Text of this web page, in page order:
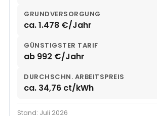
GRUNDVERSORGUNG
ca. 1.478 €/Jahr
GÜNSTIGSTER TARIF
ab 992 €/Jahr
DURCHSCHN. ARBEITSPREIS
ca. 34,76 ct/kWh
Stand: Juli 2026